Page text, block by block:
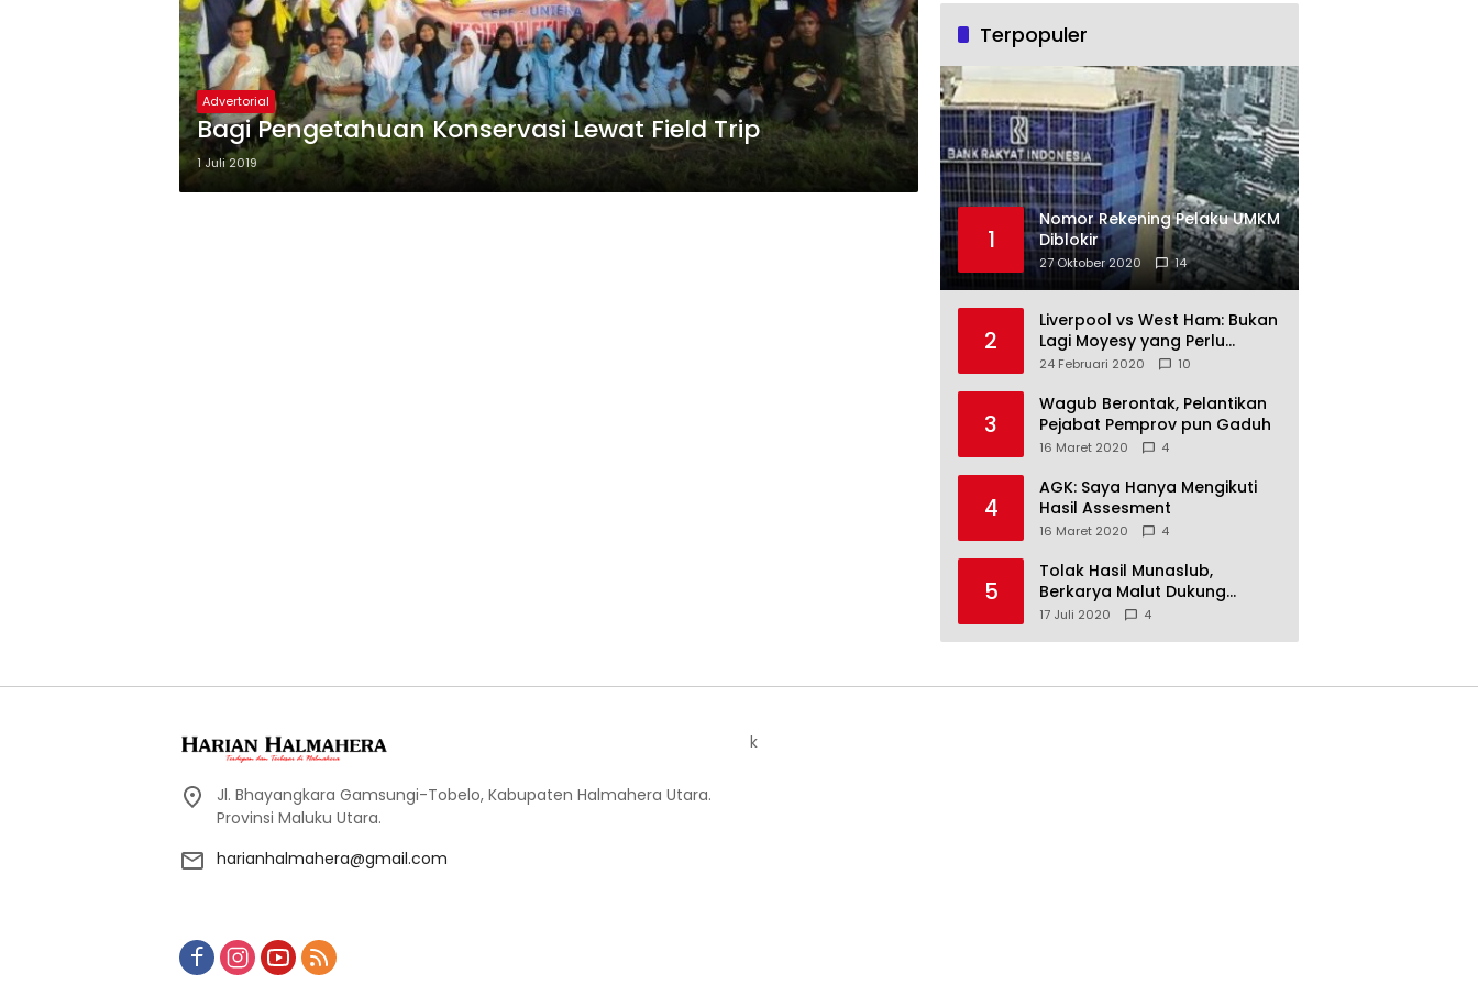
Advertorial
Bagi Pengetahuan Konservasi Lewat Field Trip
1 Juli 2019
Terpopuler
1
Nomor Rekening Pelaku UMKM
Diblokir
27 Oktober 2020 14
2
Liverpool vs West Ham: Bukan
Lagi Moyesy yang Perlu
Ditakuti
24 Februari 2020 10
3
Wagub Berontak, Pelantikan
Pejabat Pemprov pun Gaduh
16 Maret 2020 4
4
AGK: Saya Hanya Mengikuti
Hasil Assesment
16 Maret 2020 4
5
Tolak Hasil Munaslub,
Berkarya Malut Dukung
Tommy Soeharto
17 Juli 2020 4
Jl. Bhayangkara Gamsungi-Tobelo, Kabupaten Halmahera Utara.
Provinsi Maluku Utara.
harianhalmahera@gmail.com
k